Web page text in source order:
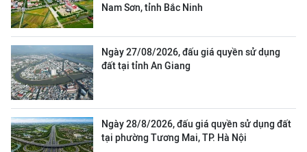
Nam Sơn, tỉnh Bắc Ninh
Ngày 27/08/2026, đấu giá quyền sử dụng
đất tại tỉnh An Giang
Ngày 28/8/2026, đấu giá quyền sử dụng đất
tại phường Tương Mai, TP. Hà Nội